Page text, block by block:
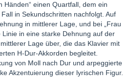
Händen“ einen Quartfall, dem ein
in Sekundschritten nachfolgt. Auf
in mittlerer Lage, und bei „Frau
Linie in eine starke Dehnung auf der
Lage über, die das Klavier mit
H-Dur-Akkorden begleitet.
von Moll nach Dur und arpeggierte
Akzentuierung dieser lyrischen Figur.